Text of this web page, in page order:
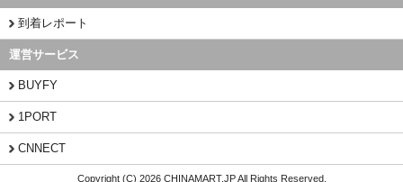
到着レポート
運営サービス
BUYFY
1PORT
CNNECT
Copyright (C) 2026 CHINAMART.JP All Rights Reserved.